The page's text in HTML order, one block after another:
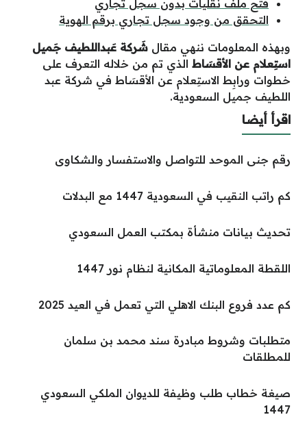
فتح ملف نقليات بدون سجل تجاري
التحقق من وجود سجل تجاري برقم الهوية
وبهذه المعلومات ننهي مقال شَركة عَبداللطيف جَميل
استِعلام عن الأقسَاط الذي تم من خلاله التعرف على
خطوات ورابِط الاستِعلام عن الأقسَاط في شركة عبد
اللطيف جميل السعودية.
اقرأ أيضا
رقم جنى الموحد للتواصل والاستفسار والشكاوى
كم راتب النقيب في السعودية 1447 مع البدلات
تحديث بيانات منشأة بمكتب العمل السعودي
اللقطة المعلوماتية المكانية لنظام نور 1447
كم عدد فروع البنك الاهلي التي تعمل في العيد 2025
متطلبات وشروط مبادرة سند محمد بن سلمان
للمطلقات
صيغة خطاب طلب وظيفة للديوان الملكي السعودي
1447